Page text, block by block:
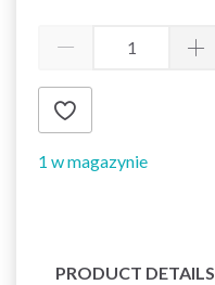
1 w magazynie
PRODUCT DETAILS